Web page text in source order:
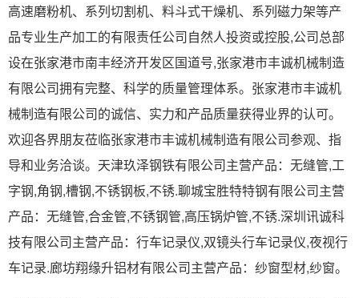
高速磨粉机、系列切割机、料斗式干燥机、系列磁力架等产
品专业生产加工的有限责任公司自然人投资或控股,公司总部
设在张家港市南丰经济开发区国道号,张家港市丰诚机械制造
有限公司拥有完整、科学的质量管理体系。张家港市丰诚机
械制造有限公司的诚信、实力和产品质量获得业界的认可。
欢迎各界朋友莅临张家港市丰诚机械制造有限公司参观、指
导和业务洽谈。天津玖泽钢铁有限公司主营产品：无缝管,工
字钢,角钢,槽钢,不锈钢板,不锈.聊城宝胜特特钢有限公司主营
产品：无缝管,合金管,不锈钢管,高压锅炉管,不锈.深圳讯诚科
技有限公司主营产品：行车记录仪,双镜头行车记录仪,夜视行
车记录.廊坊翔缘升铝材有限公司主营产品：纱窗型材,纱窗。